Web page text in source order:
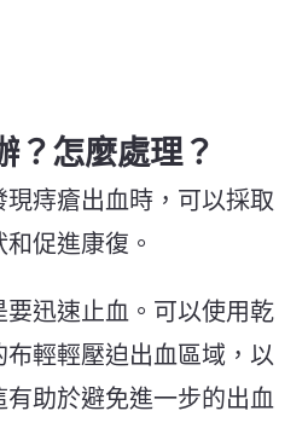
？怎麼處理？
痔瘡出血時，可以採取
促進康復。
要迅速止血。可以使用乾
輕輕壓迫出血區域，以
助於避免進一步的出血